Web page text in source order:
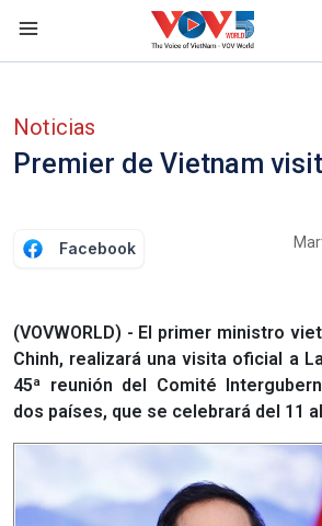
Noticias
Premier de Vietnam
Facebook
(VOVWORLD) - El primer ministro
Chinh, realizará una visita oficial a
45ª reunión del Comité
dos países, que se celebrará del 11